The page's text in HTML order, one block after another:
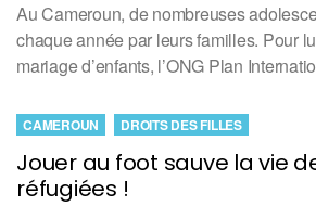
Au Cameroun, de nombreuses
chaque année par leurs familles. Pour
mariage d’enfants, l’ONG Plan
Jouer au foot sauve la vie
réfugiées !
CAMEROUN DROITS DES FILLES